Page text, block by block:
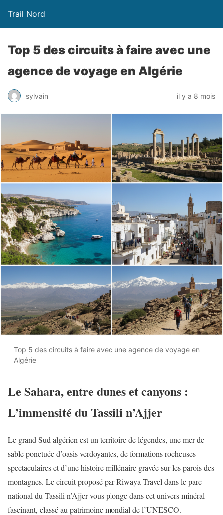
Trail Nord
Top 5 des circuits à faire avec une
agence de voyage en Algérie
sylvain il y a 8 mois
Top 5 des circuits à faire avec une agence de voyage en
Algérie
Le Sahara, entre dunes et canyons :
L’immensité du Tassili n’Ajjer
Le grand Sud algérien est un territoire de légendes, une mer de
sable ponctuée d’oasis verdoyantes, de formations rocheuses
spectaculaires et d’une histoire millénaire gravée sur les parois des
montagnes. Le circuit proposé par Riwaya Travel dans le parc
national du Tassili n’Ajjer vous plonge dans cet univers minéral
fascinant, classé au patrimoine mondial de l’UNESCO.